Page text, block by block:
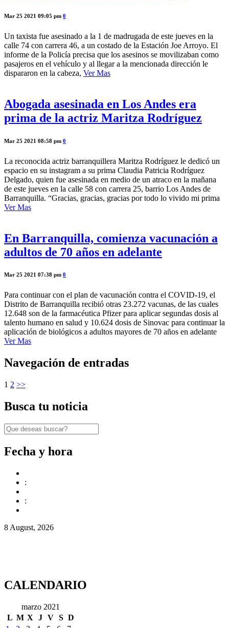
Mar 25 2021 09:05 pm 0
Un taxista fue asesinado a la 1 de madrugada de este jueves en la
calle 74 con carrera 46, a un costado de la Estación Joe Arroyo. El
informe de la Policía precisa que los asesinos se movilizaban como
pasajeros en el vehículo y al llegar a la mencionada dirección le
dispararon en la cabeza, Ver Mas
Abogada asesinada en Los Andes era
prima de la actriz Maritza Rodríguez
Mar 25 2021 08:58 pm 0
La reconocida actriz barranquillera Maritza Rodríguez le dedicó un
espacio en su instagram a su prima Claudia Patricia Rodríguez
Delgado, quien fue asesinada en medio de un atraco en la mañana
de este jueves en la calle 58 con carrera 25, barrio Los Andes de
Barranquilla. “Gracias, gracias, gracias por todo lo vivido mi prima
Ver Mas
En Barranquilla, comienza vacunación a
adultos de 70 años en adelante
Mar 25 2021 07:38 pm 0
Para continuar con el plan de vacunación contra el COVID-19, el
Distrito de Barranquilla recibió otras 23.272 vacunas, de las cuales
12.648 son de la farmacéutica Pfizer para aplicar segundas dosis al
talento humano en salud y 10.624 dosis de Sinovac para continuar la
aplicación de biológicos a adultos mayores de 70 años en adelante
Ver Mas
Navegación de entradas
1 2 >>
Busca tu noticia
Fecha y hora
:
:
8 August, 2026
CALENDARIO
marzo 2021
L M X J V S D